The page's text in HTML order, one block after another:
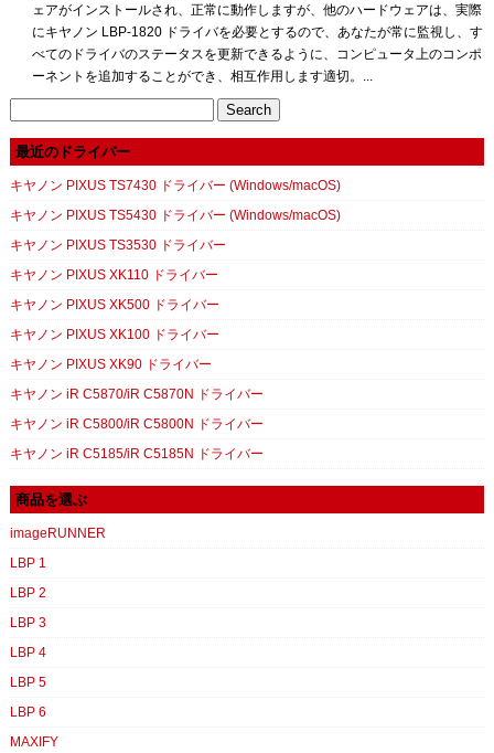
ェアがインストールされ、正常に動作しますが、他のハードウェアは、実際
にキヤノン LBP-1820 ドライバを必要とするので、あなたが常に監視し、す
べてのドライバのステータスを更新できるように、コンピュータ上のコンポ
ーネントを追加することができ、相互作用します適切。...
最近のドライバー
キヤノン PIXUS TS7430 ドライバー (Windows/macOS)
キヤノン PIXUS TS5430 ドライバー (Windows/macOS)
キヤノン PIXUS TS3530 ドライバー
キヤノン PIXUS XK110 ドライバー
キヤノン PIXUS XK500 ドライバー
キヤノン PIXUS XK100 ドライバー
キヤノン PIXUS XK90 ドライバー
キヤノン iR C5870/iR C5870N ドライバー
キヤノン iR C5800/iR C5800N ドライバー
キヤノン iR C5185/iR C5185N ドライバー
商品を選ぶ
imageRUNNER
LBP 1
LBP 2
LBP 3
LBP 4
LBP 5
LBP 6
MAXIFY